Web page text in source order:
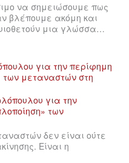
να σημειώσουμε πως
βλέπουμε ακόμη και
μια γλώσσα…
για την περίφημη
των μεταναστών στη
δεν είναι ούτε
Είναι η